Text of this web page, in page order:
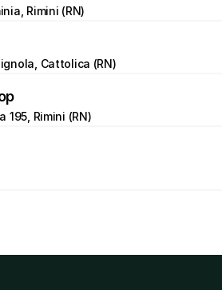
Rimini (RN)
Cattolica (RN)
195, Rimini (RN)